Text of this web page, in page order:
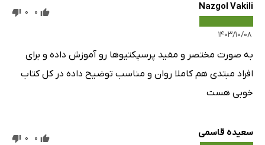
Nazgol Vakili
۱۴۰۳/۱۰/۰۸
0
0
به صورت مختصر و مفید پرسپکتیو‌ها رو آموزش داده و برای
افراد مبتدی هم کاملا روان و مناسب توضیح داده در کل کتاب
خوبی هست
سعیده قاسمی 0
0